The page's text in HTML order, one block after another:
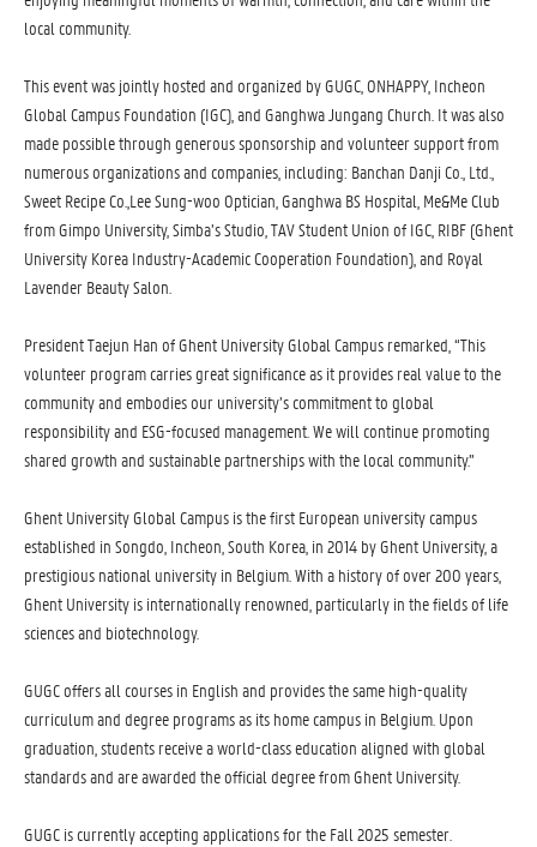
local community.
This event was jointly hosted and organized by GUGC, ONHAPPY, Incheon
Global Campus Foundation (IGC), and Ganghwa Jungang Church. It was also
made possible through generous sponsorship and volunteer support from
numerous organizations and companies, including: Banchan Danji Co., Ltd.,
Sweet Recipe Co.,Lee Sung-woo Optician, Ganghwa BS Hospital, Me&Me Club
from Gimpo University, Simba’s Studio, TAV Student Union of IGC, RIBF (Ghent
University Korea Industry-Academic Cooperation Foundation), and Royal
Lavender Beauty Salon.
President Taejun Han of Ghent University Global Campus remarked, “This
volunteer program carries great significance as it provides real value to the
community and embodies our university’s commitment to global
responsibility and ESG-focused management. We will continue promoting
shared growth and sustainable partnerships with the local community.”
Ghent University Global Campus is the first European university campus
established in Songdo, Incheon, South Korea, in 2014 by Ghent University, a
prestigious national university in Belgium. With a history of over 200 years,
Ghent University is internationally renowned, particularly in the fields of life
sciences and biotechnology.
GUGC offers all courses in English and provides the same high-quality
curriculum and degree programs as its home campus in Belgium. Upon
graduation, students receive a world-class education aligned with global
standards and are awarded the official degree from Ghent University.
GUGC is currently accepting applications for the Fall 2025 semester.